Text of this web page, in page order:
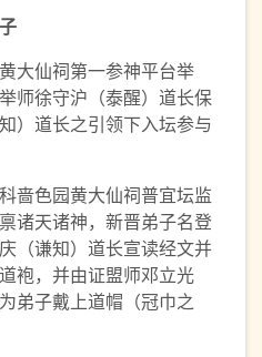
大仙祠第一参神平台举
师徐守沪（泰醒）道长保
）道长之引领下入坛参与
啬色园黄大仙祠普宜坛监
诸天诸神，新晋弟子名登
（谦知）道长宣读经文并
袍，并由证盟师邓立光
弟子戴上道帽（冠巾之